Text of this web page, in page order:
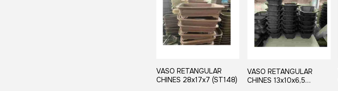
VASO RETANGULAR
CHINES 28x17x7 (ST148)
VASO RETANGULAR
CHINES 13x10x6,5